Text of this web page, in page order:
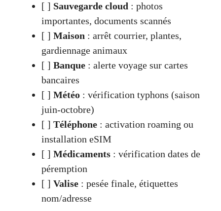
[ ] Sauvegarde cloud : photos
importantes, documents scannés
[ ] Maison : arrêt courrier, plantes,
gardiennage animaux
[ ] Banque : alerte voyage sur cartes
bancaires
[ ] Météo : vérification typhons (saison
juin-octobre)
[ ] Téléphone : activation roaming ou
installation eSIM
[ ] Médicaments : vérification dates de
péremption
[ ] Valise : pesée finale, étiquettes
nom/adresse